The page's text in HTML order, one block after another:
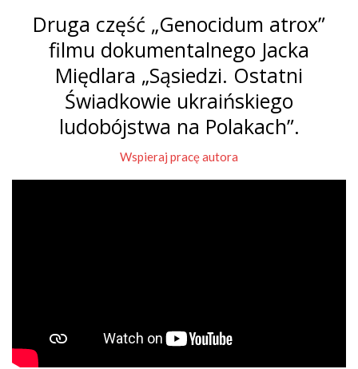
Druga część „Genocidum atrox”
filmu dokumentalnego Jacka
Międlara „Sąsiedzi. Ostatni
Świadkowie ukraińskiego
ludobójstwa na Polakach”.
Wspieraj pracę autora